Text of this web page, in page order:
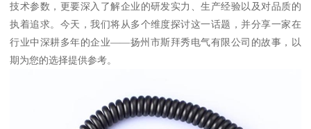
技术参数，更要深入了解企业的研发实力、生产经验以及对品质的
执着追求。今天，我们将从多个维度探讨这一话题，并分享一家在
行业中深耕多年的企业——扬州市斯拜秀电气有限公司的故事，以
期为您的选择提供参考。